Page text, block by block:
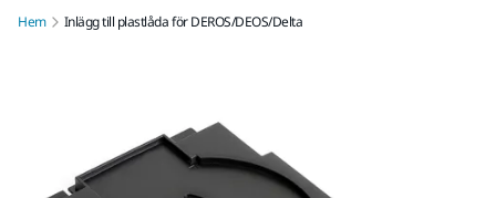
Hem Inlägg till plastlåda för DEROS/DEOS/Delta